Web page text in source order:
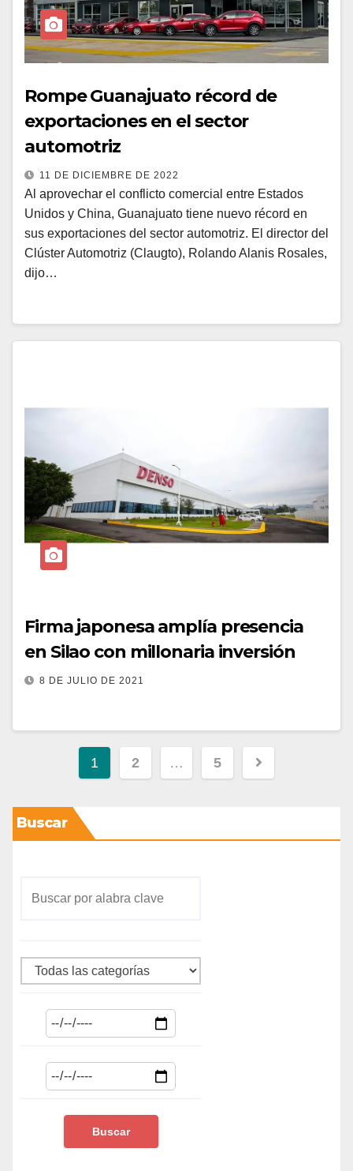
Rompe Guanajuato récord de
exportaciones en el sector
automotriz
11 DE DICIEMBRE DE 2022
Al aprovechar el conflicto comercial entre Estados
Unidos y China, Guanajuato tiene nuevo récord en
sus exportaciones del sector automotriz. El director del
Clúster Automotriz (Claugto), Rolando Alanis Rosales,
dijo…
Firma japonesa amplía presencia
en Silao con millonaria inversión
8 DE JULIO DE 2021
1 2 … 5
Buscar